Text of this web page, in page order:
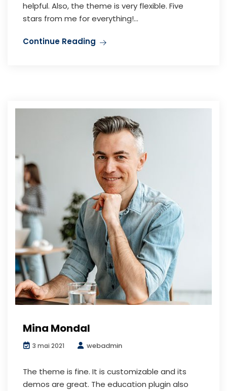
helpful. Also, the theme is very flexible. Five
stars from me for everything!...
Continue Reading
Mina Mondal
3 mai 2021 webadmin
The theme is fine. It is customizable and its
demos are great. The education plugin also